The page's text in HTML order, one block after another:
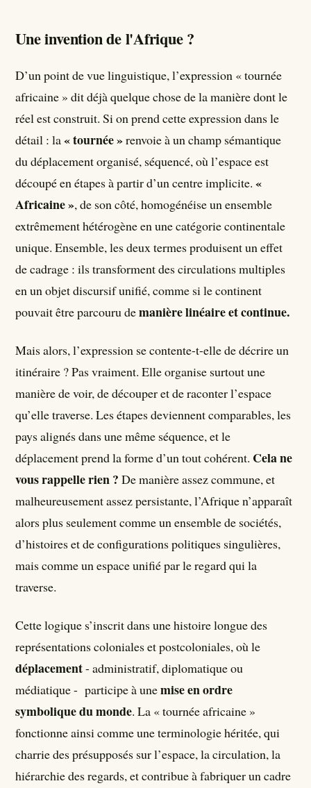
Une invention de l'Afrique ?
D’un point de vue linguistique, l’expression « tournée
africaine » dit déjà quelque chose de la manière dont le
réel est construit. Si on prend cette expression dans le
détail : la« tournée »renvoie à un champ sémantique
du déplacement organisé, séquencé, où l’espace est
découpé en étapes à partir d’un centre implicite.«
Africaine », de son côté, homogénéise un ensemble
extrêmement hétérogène en une catégorie continentale
unique. Ensemble, les deux termes produisent un effet
de cadrage : ils transforment des circulations multiples
en un objet discursif unifié, comme si le continent
pouvait être parcouru demanière linéaire et continue.
Mais alors, l’expression se contente-t-elle de décrire un
itinéraire ? Pas vraiment. Elle organise surtout une
manière de voir, de découper et de raconter l’espace
qu’elle traverse. Les étapes deviennent comparables, les
pays alignés dans une même séquence, et le
déplacement prend la forme d’un tout cohérent. Cela ne
vous rappelle rien ? De manière assez commune, et
malheureusement assez persistante, l’Afrique n’apparaît
alors plus seulement comme un ensemble de sociétés,
d’histoires et de configurations politiques singulières,
mais comme un espace unifié par le regard qui la
traverse.
Cette logique s’inscrit dans une histoire longue des
représentations coloniales et postcoloniales, où le
déplacement- administratif, diplomatique ou
médiatique - participe à unemise en ordre
symbolique du monde. La « tournée africaine »
fonctionne ainsi comme une terminologie héritée, qui
charrie des présupposés sur l’espace, la circulation, la
hiérarchie des regards, et contribue à fabriquer un cadre